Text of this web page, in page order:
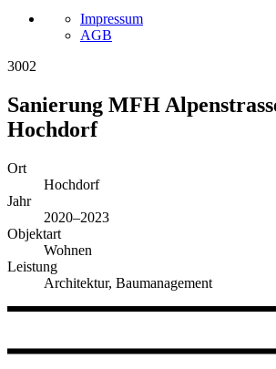
Impressum
AGB
3002
Sanierung MFH
Hochdorf
Ort
Hochdorf
Jahr
2020–2023
Objektart
Wohnen
Leistung
Architektur, Baumanagement